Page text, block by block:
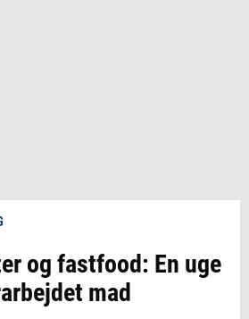
og fastfood: En uge
mad